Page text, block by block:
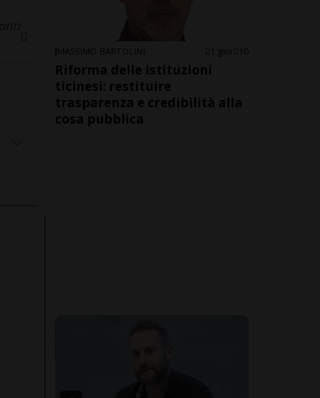
MASSIMO BARTOLINI 1 gior 10
Riforma delle istituzioni
ticinesi: restituire
trasparenza e credibilità alla
cosa pubblica